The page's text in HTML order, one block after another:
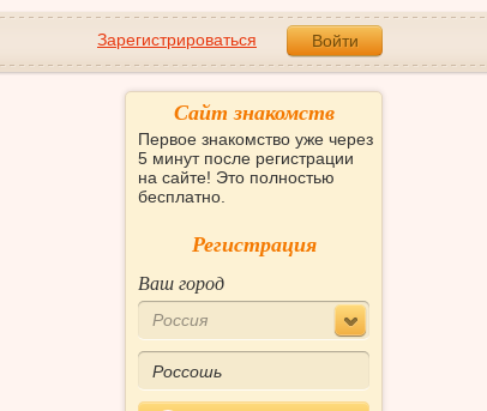
Зарегистрироваться Войти
Сайт знакомств
Первое знакомство уже через
5 минут после регистрации
на сайте! Это полностью
бесплатно.
Регистрация
Ваш город
Россия